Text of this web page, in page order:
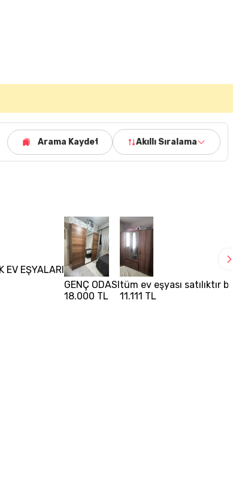
Arama Kaydet Akıllı Sıralama
EV EŞYALARI
GENÇ ODASI
18.000 TL
tüm ev eşyası satılıktır
11.111 TL